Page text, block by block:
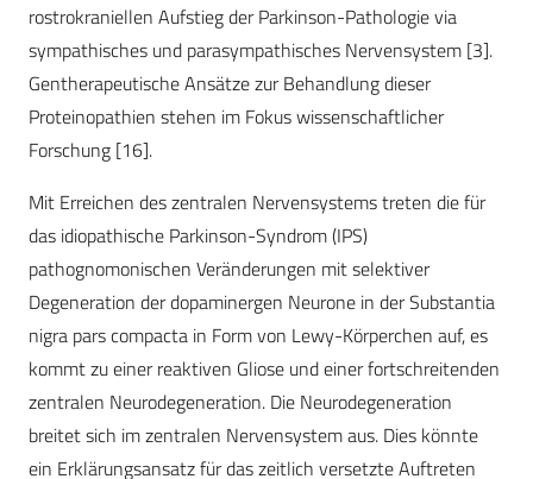
rostrokraniellen Aufstieg der Parkinson-Pathologie via
sympathisches und parasympathisches Nervensystem [3].
Gentherapeutische Ansätze zur Behandlung dieser
Proteinopathien stehen im Fokus wissenschaftlicher
Forschung [16].
Mit Erreichen des zentralen Nervensystems treten die für
das idiopathische Parkinson-Syndrom (IPS)
pathognomonischen Veränderungen mit selektiver
Degeneration der dopaminergen Neurone in der Substantia
nigra pars compacta in Form von Lewy-Körperchen auf, es
kommt zu einer reaktiven Gliose und einer fortschreitenden
zentralen Neurodegeneration. Die Neurodegeneration
breitet sich im zentralen Nervensystem aus. Dies könnte
ein Erklärungsansatz für das zeitlich versetzte Auftreten